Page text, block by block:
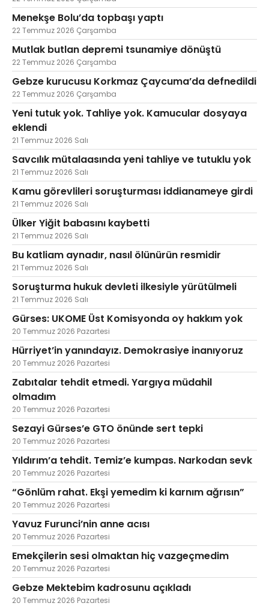
Menekşe Bolu’da topbaşı yaptı
22 Temmuz 2026 Çarşamba
Mutlak butlan depremi tsunamiye dönüştü
22 Temmuz 2026 Çarşamba
Gebze kurucusu Korkmaz Çaycuma’da defnedildi
22 Temmuz 2026 Çarşamba
Yeni tutuk yok. Tahliye yok. Kamucular dosyaya
eklendi
21 Temmuz 2026 Salı
Savcılık mütalaasında yeni tahliye ve tutuklu yok
21 Temmuz 2026 Salı
Kamu görevlileri soruşturması iddianameye girdi
21 Temmuz 2026 Salı
Ülker Yiğit babasını kaybetti
21 Temmuz 2026 Salı
Bu katliam aynadır, nasıl ölünürün resmidir
21 Temmuz 2026 Salı
Soruşturma hukuk devleti ilkesiyle yürütülmeli
21 Temmuz 2026 Salı
Gürses: UKOME Üst Komisyonda oy hakkım yok
20 Temmuz 2026 Pazartesi
Hürriyet’in yanındayız. Demokrasiye inanıyoruz
20 Temmuz 2026 Pazartesi
Zabıtalar tehdit etmedi. Yargıya müdahil
olmadım
20 Temmuz 2026 Pazartesi
Sezayi Gürses’e GTO önünde sert tepki
20 Temmuz 2026 Pazartesi
Yıldırım’a tehdit. Temiz’e kumpas. Narkodan sevk
20 Temmuz 2026 Pazartesi
“Gönlüm rahat. Ekşi yemedim ki karnım ağrısın”
20 Temmuz 2026 Pazartesi
Yavuz Furunci’nin anne acısı
20 Temmuz 2026 Pazartesi
Emekçilerin sesi olmaktan hiç vazgeçmedim
20 Temmuz 2026 Pazartesi
Gebze Mektebim kadrosunu açıkladı
20 Temmuz 2026 Pazartesi